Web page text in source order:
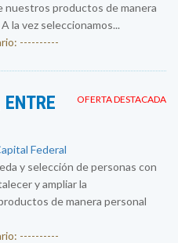
nuestros productos de manera
la vez seleccionamos...
----------
OFERTA DESTACADA
Federal
y selección de personas con
y ampliar la
de manera personal
----------